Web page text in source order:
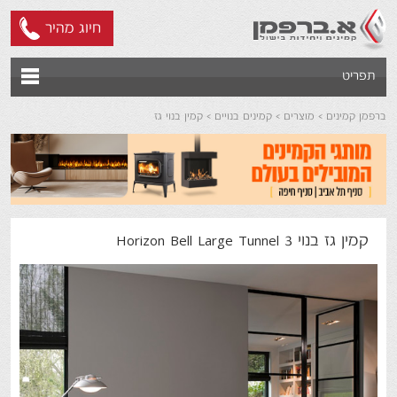
חיוג מהיר
תפריט
ברפמן קמינים מוצרים קמינים בנויים קמין בנוי גז
קמין גז בנוי 3 Horizon Bell Large Tunnel